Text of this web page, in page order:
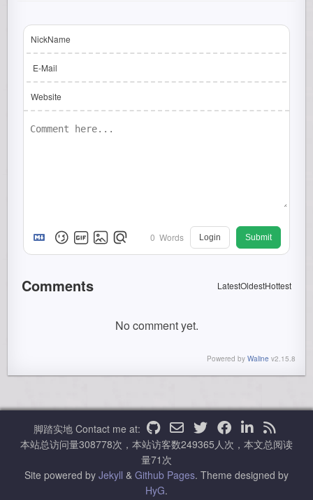
NickName
E-Mail
Website
0 Words Login Submit
Comments LatestOldestHottest
No comment yet.
Powered by Waline v2.15.8
脚踏实地 Contact me at:
本站总访问量308778次，本站访客数249365人次，本文总阅读
量71 次
Site powered by Jekyll & Github Pages. Theme designed by
HyG.